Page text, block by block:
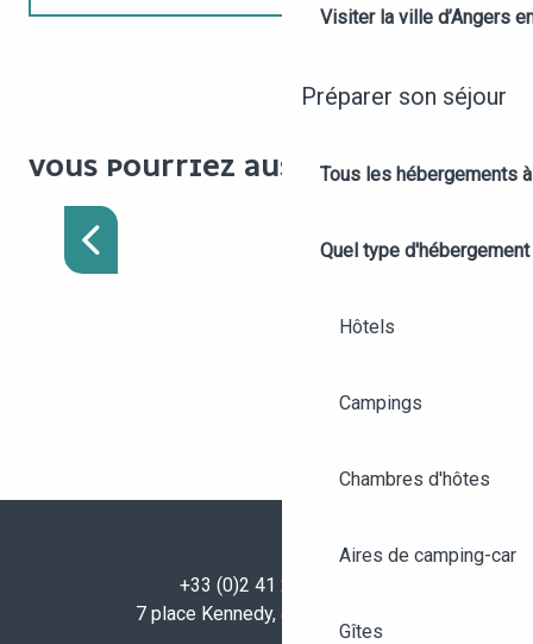
Visiter la ville d’Angers
Préparer son séjour
Tous les hébergements
Quel type d'hébergement
Hôtels
Campings
Chambres d'hôtes
Aires de camping-car
Gîtes
VOUS POURRIEZ AUSSI AIMER
TOP 5 DES RANDONNÉES
À ANGERS
+33 (0)2 41 23 50 00
7 place Kennedy, 49100 Angers